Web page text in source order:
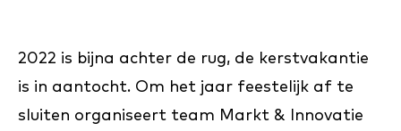
2022 is bijna achter de rug, de kerstvakantie
is in aantocht. Om het jaar feestelijk af te
sluiten organiseert team Markt & Innovatie